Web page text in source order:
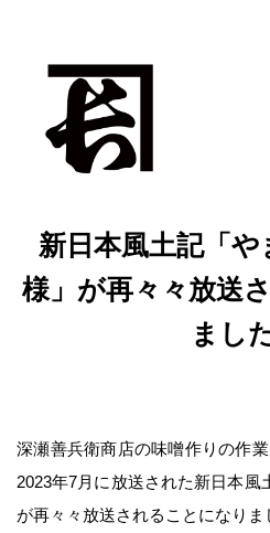
HOME
新日本風土記「
様」が再々々放送
まし
深瀬善兵衛商店の味噌作りの作
2023年7月に放送された新日本風
が再々々放送されることになり